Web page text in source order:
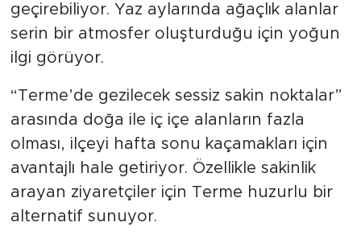
geçirebiliyor. Yaz aylarında ağaçlık alanlar
serin bir atmosfer oluşturduğu için yoğun
ilgi görüyor.
“Terme’de gezilecek sessiz sakin noktalar”
arasında doğa ile iç içe alanların fazla
olması, ilçeyi hafta sonu kaçamakları için
avantajlı hale getiriyor. Özellikle sakinlik
arayan ziyaretçiler için Terme huzurlu bir
alternatif sunuyor.